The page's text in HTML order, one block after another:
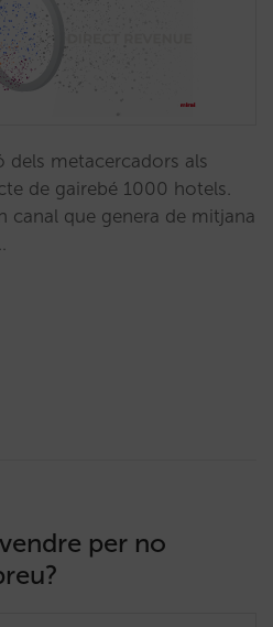
metacercadors als
de gairebé 1000 hotels.
canal que genera de mitjana
per no